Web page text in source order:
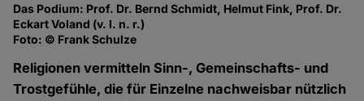
Das Podium: Prof. Dr. Bernd Schmidt, Helmut Fink, Prof. Dr.
Eckart Voland (v. l. n. r.)
Foto: © Frank Schulze
Religionen vermitteln Sinn-, Gemeinschafts- und
Trostgefühle, die für Einzelne nachweisbar nützlich